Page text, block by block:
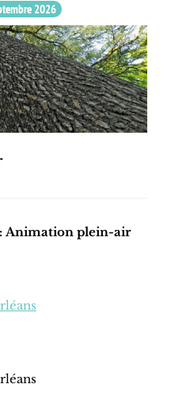
2026
Animation plein-air